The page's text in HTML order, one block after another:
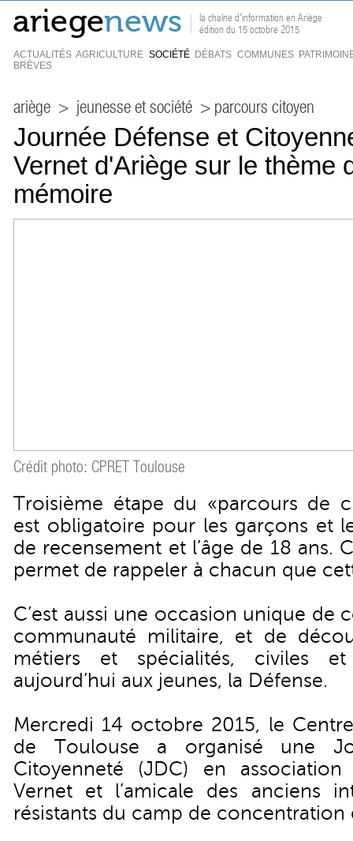
la chaîne d'information en Ariège
édition du 15 octobre 2015
ACTUALITÉS AGRICULTURE SOCIÉTÉ DÉBATS COMMUNES
BRÈVES
ariège > jeunesse et société > parcours citoyen
Journée Défense et
Vernet d'Ariège sur le thème
mémoire
Crédit photo: CPRET Toulouse
Troisième étape du «parcours de
est obligatoire pour les garçons et
de recensement et l’âge de 18 ans.
permet de rappeler à chacun que
C’est aussi une occasion unique de
communauté militaire, et de
métiers et spécialités, civiles et
aujourd’hui aux jeunes, la Défense.
Mercredi 14 octobre 2015, le
de Toulouse a organisé une
Citoyenneté (JDC) en
Vernet et l’amicale des anciens
résistants du camp de concentration